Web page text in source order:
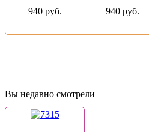
940 руб. 940 руб.
Вы недавно смотрели